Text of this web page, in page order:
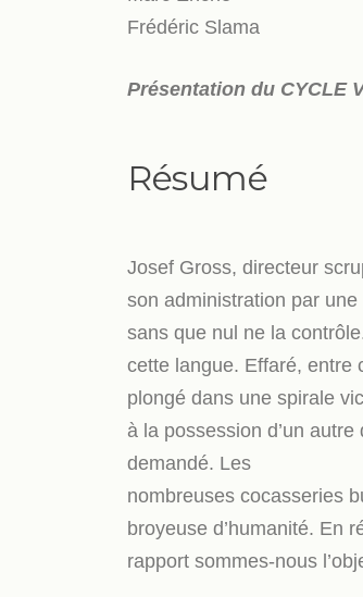
Frédéric Slama
Présentation du CYCLE
Résumé
Josef Gross, directeur
son administration par
sans que nul ne la
cette langue. Effaré, entre
plongé dans une spirale
à la possession d’un
demandé. Les
nombreuses cocasseries
broyeuse d’humanité. En
rapport sommes-nous